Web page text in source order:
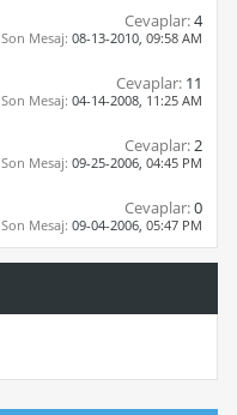
Cevaplar:4
Son Mesaj: 08-13-2010, 09:58 AM
Cevaplar: 11
Son Mesaj: 04-14-2008, 11:25 AM
Cevaplar:2
Son Mesaj: 09-25-2006, 04:45 PM
Cevaplar:0
Son Mesaj: 09-04-2006, 05:47 PM